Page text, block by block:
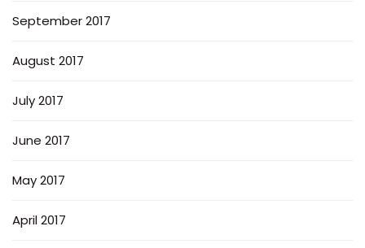
September 2017
August 2017
July 2017
June 2017
May 2017
April 2017